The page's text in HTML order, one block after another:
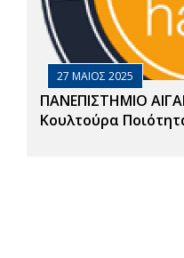
27 ΜΑΙΟΣ 2025
ΠΑΝΕΠΙΣΤΗΜΙΟ
Κουλτούρα